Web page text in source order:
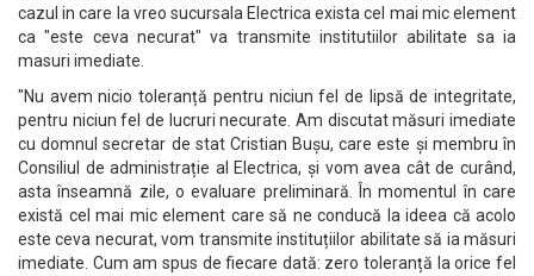
cazul in care la vreo sucursala Electrica exista cel mai mic element
ca "este ceva necurat" va transmite institutiilor abilitate sa ia
masuri imediate.
"Nu avem nicio toleranță pentru niciun fel de lipsă de integritate,
pentru niciun fel de lucruri necurate. Am discutat măsuri imediate
cu domnul secretar de stat Cristian Bușu, care este și membru în
Consiliul de administrație al Electrica, și vom avea cât de curând,
asta înseamnă zile, o evaluare preliminară. În momentul în care
există cel mai mic element care să ne conducă la ideea că acolo
este ceva necurat, vom transmite instituțiilor abilitate să ia măsuri
imediate. Cum am spus de fiecare dată: zero toleranță la orice fel